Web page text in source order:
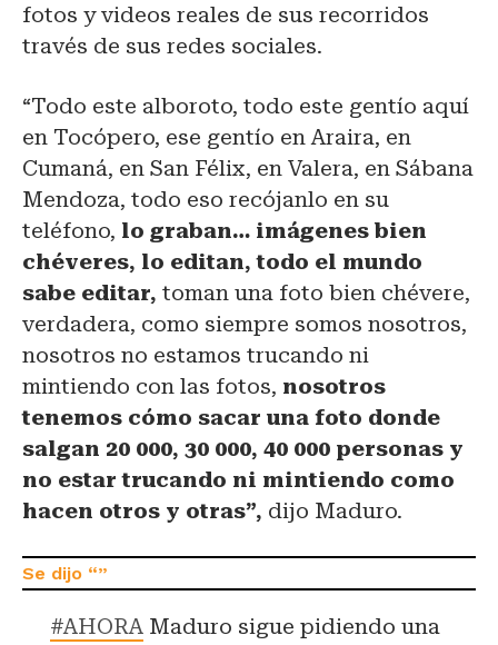
fotos y videos reales de sus recorridos
través de sus redes sociales.
“Todo este alboroto, todo este gentío aquí
en Tocópero, ese gentío en Araira, en
Cumaná, en San Félix, en Valera, en Sábana
Mendoza, todo eso recójanlo en su
teléfono, lo graban… imágenes bien
chéveres, lo editan, todo el mundo
sabe editar, toman una foto bien chévere,
verdadera, como siempre somos nosotros,
nosotros no estamos trucando ni
mintiendo con las fotos, nosotros
tenemos cómo sacar una foto donde
salgan 20 000, 30 000, 40 000 personas y
no estar trucando ni mintiendo como
hacen otros y otras”, dijo Maduro.
#AHORA Maduro sigue pidiendo una